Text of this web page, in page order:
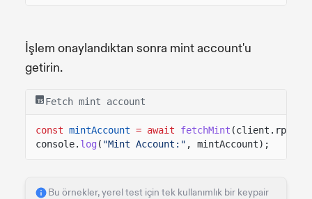
İşlem onaylandıktan sonra mint account'u
getirin.
Fetch mint account
const mintAccount = await fetchMint (client.rpc,
console. log ( "Mint Account:" , mintAccount);
Bu örnekler, yerel test için tek kullanımlık bir keypair